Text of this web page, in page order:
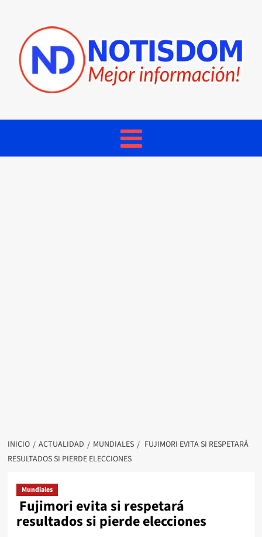
INICIO ACTUALIDAD MUNDIALES
FUJIMORI EVITA SI RESPETARÁ
RESULTADOS SI PIERDE ELECCIONES
Mundiales
Fujimori evita si respetará
resultados si pierde elecciones